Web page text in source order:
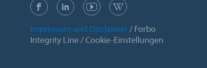
Impressum und Disclaimer
Forbo
Integrity Line
Cookie-Einstellungen